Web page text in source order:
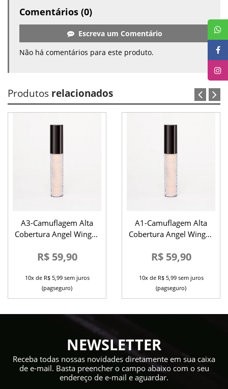
Comentários (0)
Escreva um Comentário
Não há comentários para este produto.
Produtos relacionados
A3-Camuflagem Alta
Cobertura Angel Wings -
R$ 59,90
10x de R$ 5,99 sem juros
(pagseguro)
A1-Camuflagem Alta
Cobertura Angel Wings -
R$ 59,90
10x de R$ 5,99 sem juros
(pagseguro)
NEWSLETTER
Receba todas nossas novidades diretamente em sua caixa
de e-mail. Basta preencher o campo abaixo com o seu
endereço de e-mail e aguardar.